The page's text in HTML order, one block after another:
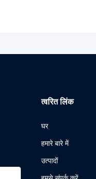
त्वरित लिंक
घर
हमारे बारे में
उत्पादों